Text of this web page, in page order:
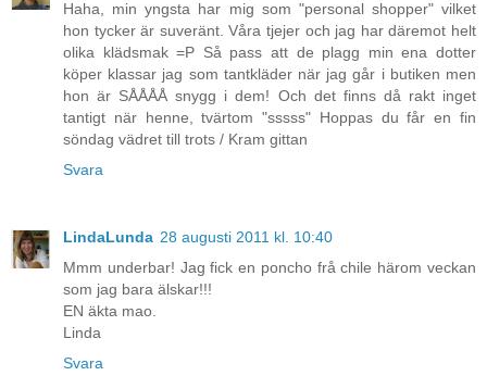
Haha, min yngsta har mig som "personal shopper" vilket
hon tycker är suveränt. Våra tjejer och jag har däremot helt
olika klädsmak =P Så pass att de plagg min ena dotter
köper klassar jag som tantkläder när jag går i butiken men
hon är SÅÅÅÅ snygg i dem! Och det finns då rakt inget
tantigt när henne, tvärtom "sssss" Hoppas du får en fin
söndag vädret till trots / Kram gittan
Svara
LindaLunda 28 augusti 2011 kl. 10:40
Mmm underbar! Jag fick en poncho frå chile härom veckan
som jag bara älskar!!!
EN äkta mao.
Linda
Svara